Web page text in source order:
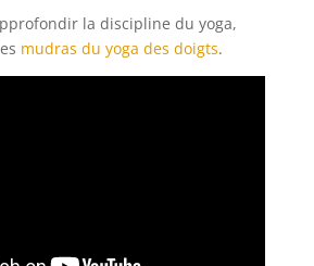
la discipline du yoga,
mudras du yoga des doigts.